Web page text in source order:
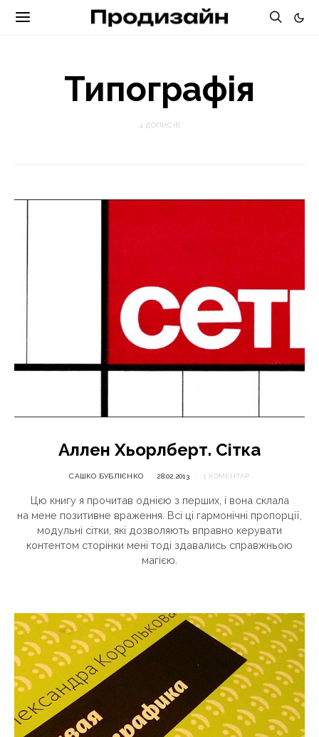
Типографія
4 ДОПИСІВ
Аллен Хьорлберт. Сітка
САШКО БУБЛІЄНКО 28.02.2013 1 КОМЕНТАР
Цю книгу я прочитав однією з перших, і вона склала
на мене позитивне враження. Всі ці гармонічні пропорції,
модульні сітки, які дозволяють вправно керувати
контентом сторінки мені тоді здавались справжньою
магією.